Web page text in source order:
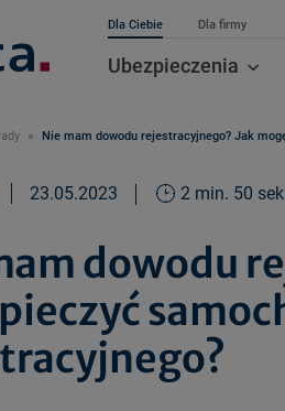
Dla Ciebie Dla firmy
Ubezpieczenia
Nie mam dowodu rejestracyjnego? Jak
23.05.2023 2 min. 50
dowodu